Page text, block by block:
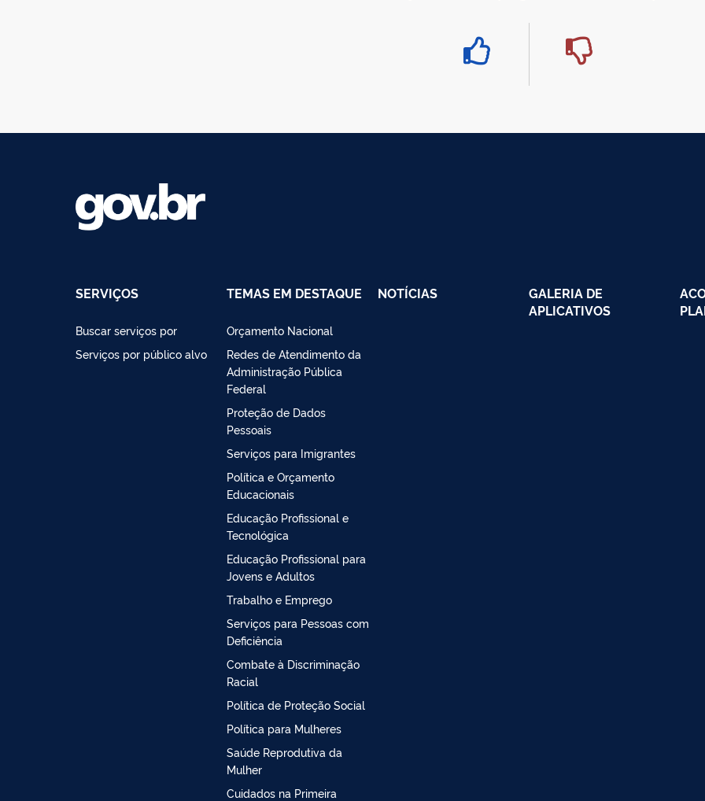
SERVIÇOS
Buscar serviços por
Serviços por público alvo
TEMAS EM DESTAQUE
Orçamento Nacional
Redes de Atendimento da
Administração Pública
Federal
Proteção de Dados
Pessoais
Serviços para Imigrantes
Política e Orçamento
Educacionais
Educação Profissional e
Tecnológica
Educação Profissional para
Jovens e Adultos
Trabalho e Emprego
Serviços para Pessoas com
Deficiência
Combate à Discriminação
Racial
Política de Proteção Social
Política para Mulheres
Saúde Reprodutiva da
Mulher
Cuidados na Primeira
NOTÍCIAS
GALERIA DE
APLICATIVOS